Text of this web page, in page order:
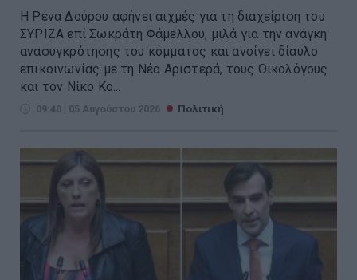
Η Ρένα Δούρου αφήνει αιχμές για τη διαχείριση του
ΣΥΡΙΖΑ επί Σωκράτη Φάμελλου, μιλά για την ανάγκη
ανασυγκρότησης του κόμματος και ανοίγει δίαυλο
επικοινωνίας με τη Νέα Αριστερά, τους Οικολόγους
και τον Νίκο Κο...
09:40 | 05 Αυγούστου 2026 Πολιτική